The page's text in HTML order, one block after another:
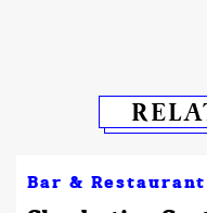
Bar & Restaurant